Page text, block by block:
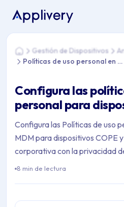
Estás aquí: Home > Gestión
HomeGestión de Dispositivos
Políticas de uso personal en COPE
Configura las
personal para
Configura las Políticas de uso
MDM para dispositivos COPE
corporativa con la privacidad
8 min de lectura